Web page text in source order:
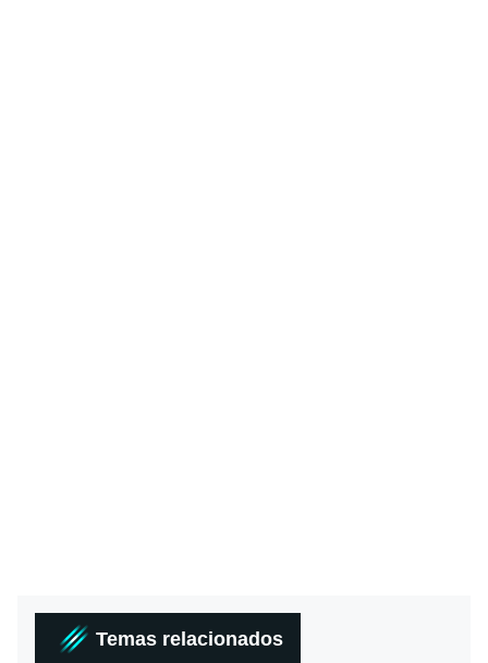
Temas relacionados